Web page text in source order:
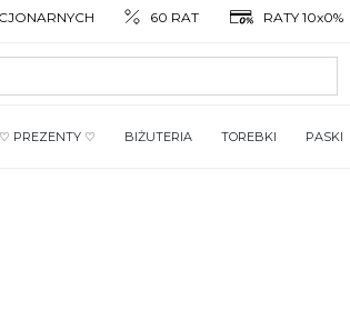
60 RAT RATY 10x0%
♡ PREZENTY ♡ BIŻUTERIA TOREBKI PASKI